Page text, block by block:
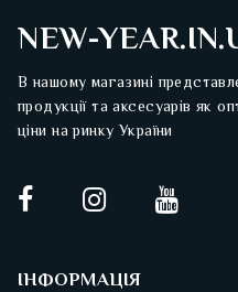
NEW-
В нашому магазині
продукції та аксесуарів як
ціни на ринку України
ІНФОРМАЦІЯ